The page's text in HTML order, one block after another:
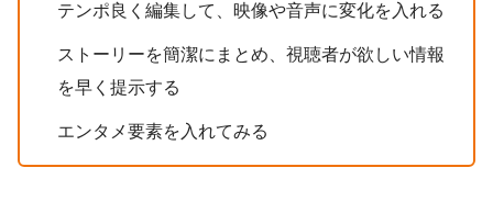
テンポ良く編集して、映像や音声に変化を入れる
ストーリーを簡潔にまとめ、視聴者が欲しい情報
を早く提示する
エンタメ要素を入れてみる